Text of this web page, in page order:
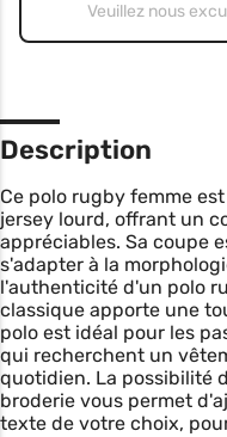
Veuillez nous
Description
Ce polo rugby femme
jersey lourd, offrant un
appréciables. Sa coupe
s'adapter à la
l'authenticité d'un polo
classique apporte une
polo est idéal pour les
qui recherchent un
quotidien. La possibilité
broderie vous permet
texte de votre choix,